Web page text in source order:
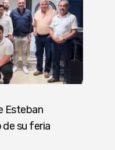
Esteban
su feria